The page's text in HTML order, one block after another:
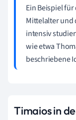
Ein Beispiel
Mittelalter und
intensiv
wie etwa
beschriebene
Timaios in